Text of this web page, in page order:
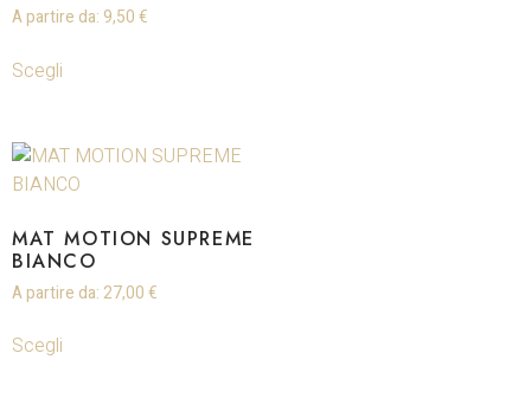
A partire da: 9,50 €
Scegli
MAT MOTION SUPREME
BIANCO
A partire da: 27,00 €
Scegli